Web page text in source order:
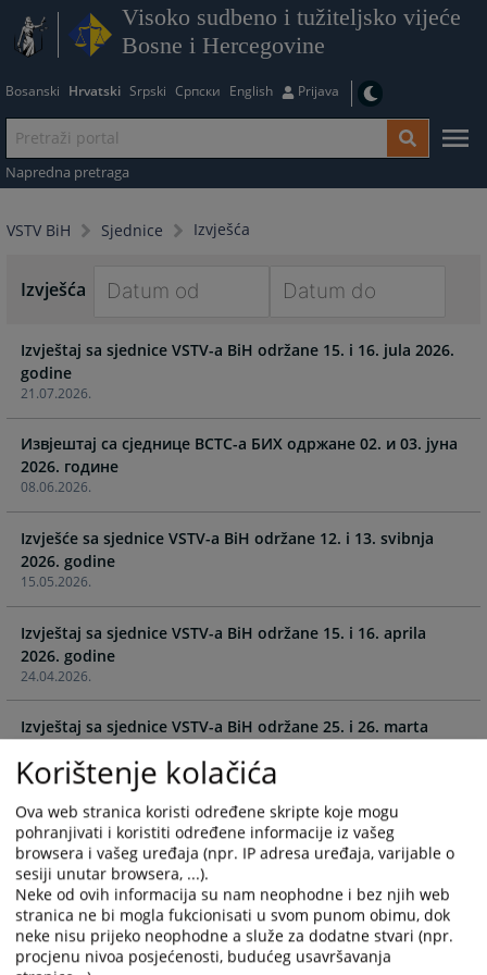
Visoko sudbeno i tužiteljsko vijeće
Bosne i Hercegovine
Bosanski Hrvatski Srpski Српски English Prijava
Napredna pretraga
VSTV BiH Sjednice Izvješća
Izvješća
forward
with
the
calendar
select
a
date.
the
question
mark
get
keyboard
shortcuts
for
changing
dates.
forward
with
the
select
a
the
question
get
keyboard
shortcuts
for
changing
21.07.2026.
Izvještaj sa sjednice VSTV-a BiH održane 15. i 16. jula 2026.
godine
08.06.2026.
Извјештај са сједнице ВСТС-a БИХ одржане 02. и 03. јунa
15.05.2026.
Izvješće sa sjednice VSTV-a BiH održane 12. i 13. svibnja
2026. godine
24.04.2026.
Izvještaj sa sjednice VSTV-a BiH održane 15. i 16. aprila
2026. godine
08.04.2026.
Izvještaj sa sjednice VSTV-a BiH održane 25. i 26. marta
12.03.2026.
Izvješće sa sjednice VSTV-a BiH održane 4. i 5. ožujka 2026.
Izvještaj sa sjednice VSTV-a BiH održane 11. i 12. februara
2026. godine
Korištenje kolačića
Ova web stranica koristi određene skripte koje mogu
pohranjivati i koristiti određene informacije iz vašeg
browsera i vašeg uređaja (npr. IP adresa uređaja, varijable o
sesiji unutar browsera, ...).
Neke od ovih informacija su nam neophodne i bez njih web
stranica ne bi mogla fukcionisati u svom punom obimu, dok
neke nisu prijeko neophodne a služe za dodatne stvari (npr.
procjenu nivoa posjećenosti, budućeg usavršavanja